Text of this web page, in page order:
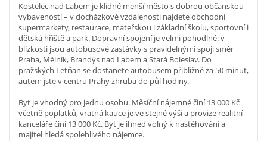
Kostelec nad Labem je klidné menší město s dobrou občanskou
vybaveností – v docházkové vzdálenosti najdete obchodní
supermarkety, restaurace, mateřskou i základní školu, sportovní i
dětská hřiště a park. Dopravní spojení je velmi pohodlné: v
blízkosti jsou autobusové zastávky s pravidelnými spoji směr
Praha, Mělník, Brandýs nad Labem a Stará Boleslav. Do
pražských Letňan se dostanete autobusem přibližně za 50 minut,
autem jste v centru Prahy zhruba do půl hodiny.
Byt je vhodný pro jednu osobu. Měsíční nájemné činí 13 000 Kč
včetně poplatků, vratná kauce je ve stejné výši a provize realitní
kanceláře činí 13 000 Kč. Byt je ihned volný k nastěhování a
majitel hledá spolehlivého nájemce.